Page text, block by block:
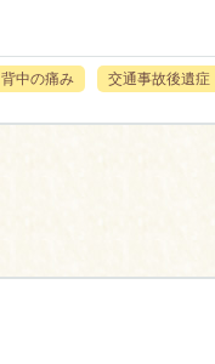
背中の痛み 交通事故後遺症